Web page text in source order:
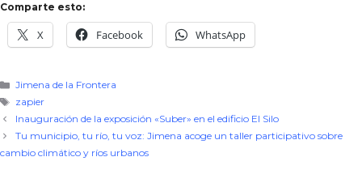
Comparte esto:
X Facebook WhatsApp
Categorías
Jimena de la Frontera
Etiquetas
zapier
Inauguración de la exposición «Suber» en el edificio El Silo
Tu municipio, tu río, tu voz: Jimena acoge un taller participativo sobre
cambio climático y ríos urbanos